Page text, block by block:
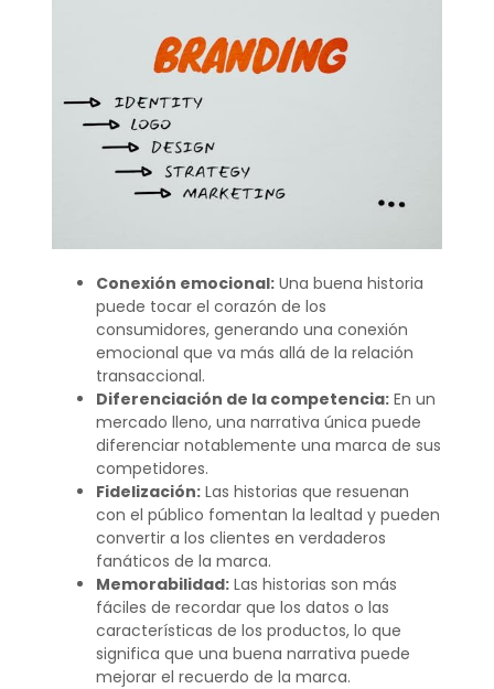
Conexión emocional:Una buena historia
puede tocar el corazón de los
consumidores, generando una conexión
emocional que va más allá de la relación
transaccional.
Diferenciación de la competencia:En un
mercado lleno, una narrativa única puede
diferenciar notablemente una marca de sus
competidores.
Fidelización:Las historias que resuenan
con el público fomentan la lealtad y pueden
convertir a los clientes en verdaderos
fanáticos de la marca.
Memorabilidad:Las historias son más
fáciles de recordar que los datos o las
características de los productos, lo que
significa que una buena narrativa puede
mejorar el recuerdo de la marca.